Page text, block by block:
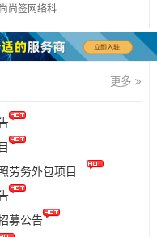
尚签网络科
有限公司
更多
劳务外包项目...
募公告